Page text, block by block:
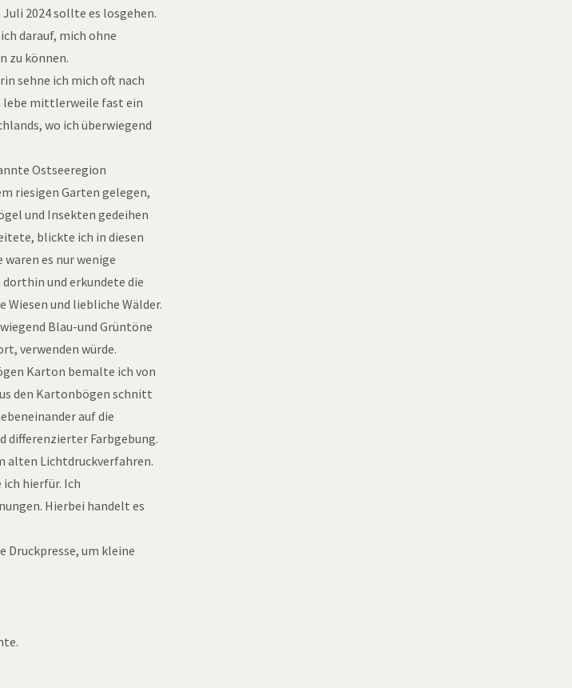
2024 sollte es losgehen.
darauf, mich ohne
zu können.
sehne ich mich oft nach
lebe mittlerweile fast ein
wo ich überwiegend
Ostseeregion
riesigen Garten gelegen,
und Insekten gedeihen
blickte ich in diesen
es nur wenige
und erkundete die
und liebliche Wälder.
Blau-und Grüntöne
verwenden würde.
Karton bemalte ich von
den Kartonbögen schnitt
auf die
differenzierter Farbgebung.
alten Lichtdruckverfahren.
ich hierfür. Ich
Hierbei handelt es
Druckpresse, um kleine